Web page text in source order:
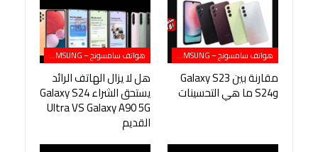
هواتف سامسونج – SAMSUNG
مقارنة بين Galaxy S23
وS24 ما هي التحسينات
هواتف سامسونج – SAMSUNG
هل لا يزال الهاتف الرائد
يستحق الشراء Galaxy S24
Ultra VS Galaxy A90 5G
القديم